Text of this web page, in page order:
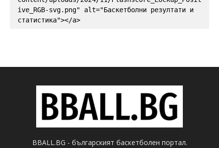
ive_RGB-svg.png" alt="Баскетболни резултати и
статистика"></a>
BBALL.BG - българският баскетболен портал.